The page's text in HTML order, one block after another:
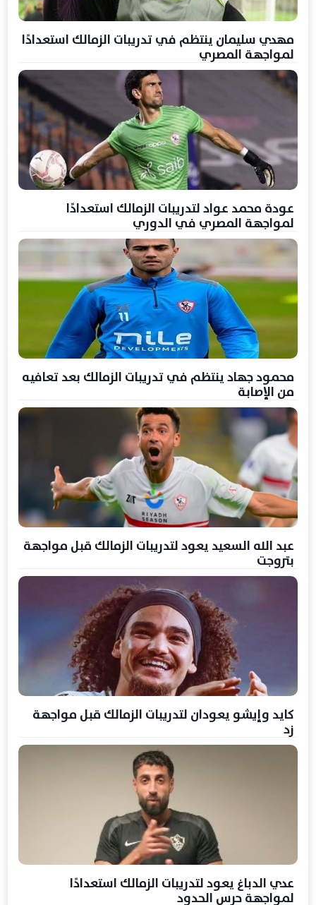
مهدي سليمان ينتظم في تدريبات الزمالك استعدادًا
لمواجهة المصري
عودة محمد عواد لتدريبات الزمالك استعدادًا
لمواجهة المصري في الدوري
محمود جهاد ينتظم في تدريبات الزمالك بعد تعافيه
من الإصابة
عبد الله السعيد يعود لتدريبات الزمالك قبل مواجهة
بتروجت
كايد وإيشو يعودان لتدريبات الزمالك قبل مواجهة
زد
عدي الدباغ يعود لتدريبات الزمالك استعدادًا
لمواجهة حرس الحدود